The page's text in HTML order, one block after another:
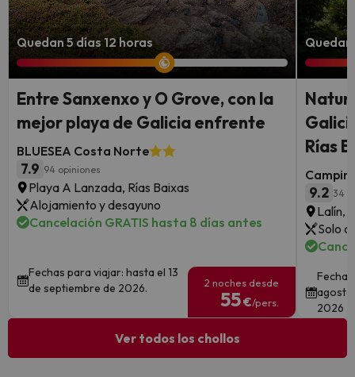
Quedan 5 días 12 horas
Entre Sanxenxo y O Grove, con la
mejor playa de Galicia enfrente
BLUESEA Costa Norte
7.9 94 opiniones
Playa A Lanzada, Rías Baixas
Alojamiento y desayuno
Cancelación GRATIS hasta 8 días antes
Fechas para viajar: hasta el 13
de septiembre de 2026.
2 noches desde
55€/pers.
Rías
9.2 34
Lalín,
Solo
agosto
2026
Ver todos los chollos